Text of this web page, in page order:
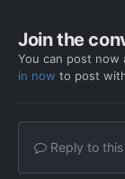
Join the
You can post now
in now to post
Reply to